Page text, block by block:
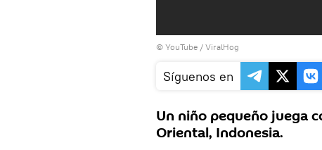
© YouTube / ViralHog
Síguenos en
Un niño pequeño juega
Oriental, Indonesia.